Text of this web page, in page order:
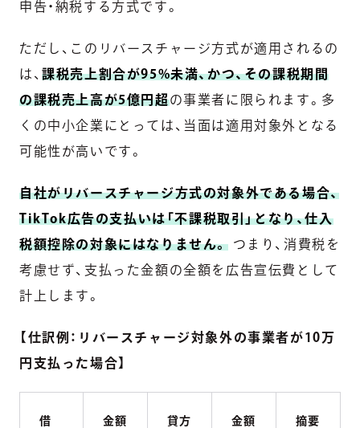
申告・納税する方式です。
ただし、このリバースチャージ方式が適用されるの
は、課税売上割合が95%未満、かつ、その課税期間
の課税売上高が5億円超の事業者に限られます。多
くの中小企業にとっては、当面は適用対象外となる
可能性が高いです。
自社がリバースチャージ方式の対象外である場合、
TikTok広告の支払いは「不課税取引」となり、仕入
税額控除の対象にはなりません。 つまり、消費税を
考慮せず、支払った金額の全額を広告宣伝費として
計上します。
【仕訳例：リバースチャージ対象外の事業者が10万
円支払った場合】
借
金額 貸方 金額 摘要